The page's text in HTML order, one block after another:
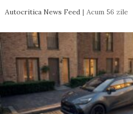
Autocritica News Feed Acum 56 zile